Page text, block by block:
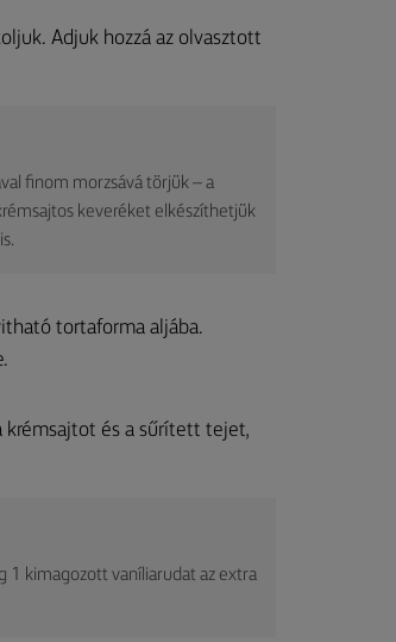
Adjuk hozzá az olvasztott
finom morzsává törjük – a
keveréket elkészíthetjük
tortaforma aljába.
krémsajtot és a sűrített tejet,
1 kimagozott vaníliarudat az extra